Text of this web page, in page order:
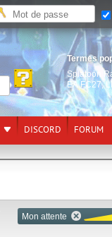
Termes
Splatoon
EA FC27,
DISCORD FORUM
Mon attente